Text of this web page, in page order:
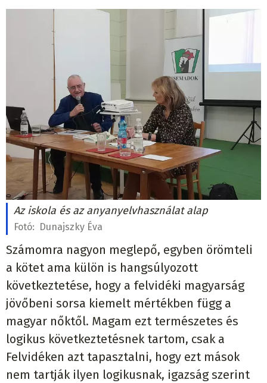
Az iskola és az anyanyelvhasználat alap
Fotó: Dunajszky Éva
Számomra nagyon meglepő, egyben örömteli
a kötet ama külön is hangsúlyozott
következtetése, hogy a felvidéki magyarság
jövőbeni sorsa kiemelt mértékben függ a
magyar nőktől. Magam ezt természetes és
logikus következtetésnek tartom, csak a
Felvidéken azt tapasztalni, hogy ezt mások
nem tartják ilyen logikusnak, igazság szerint